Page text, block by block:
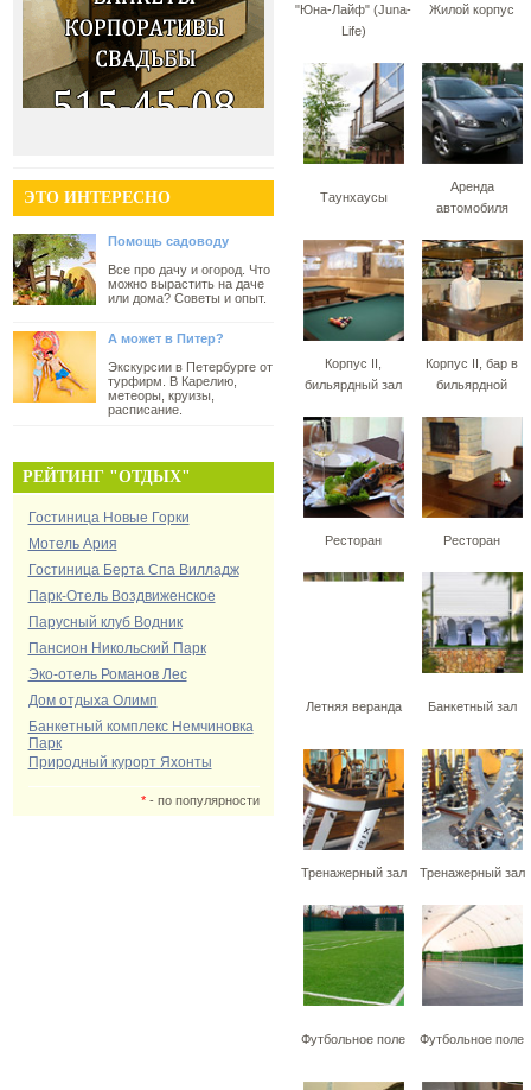
ЭТО ИНТЕРЕСНО
Помощь садоводу
Все про дачу и огород. Что
можно вырастить на даче
или дома? Советы и опыт.
А может в Питер?
Экскурсии в Петербурге от
турфирм. В Карелию,
метеоры, круизы,
расписание.
РЕЙТИНГ "ОТДЫХ"
Гостиница Новые Горки
Мотель Ария
Гостиница Берта Спа Вилладж
Парк-Отель Воздвиженское
Парусный клуб Водник
Пансион Никольский Парк
Эко-отель Романов Лес
Дом отдыха Олимп
Банкетный комплекс Немчиновка
Парк
Природный курорт Яхонты
*- по популярности
"Юна-Лайф" (Juna-
Life)
Жилой корпус
Таунхаусы
Аренда
автомобиля
Корпус II,
бильярдный зал
Корпус II, бар в
бильярдной
Ресторан Ресторан
Летняя веранда Банкетный зал
Тренажерный зал Тренажерный зал
Футбольное поле Футбольное поле